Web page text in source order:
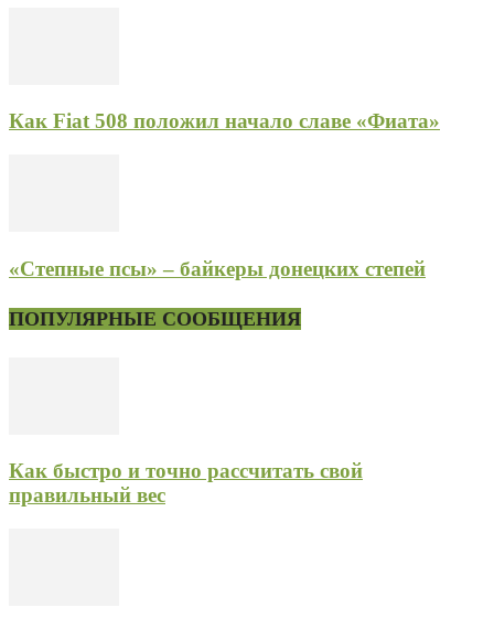
Как Fiat 508 положил начало славе «Фиата»
«Степные псы» – байкеры донецких степей
ПОПУЛЯРНЫЕ СООБЩЕНИЯ
Как быстро и точно рассчитать свой
правильный вес